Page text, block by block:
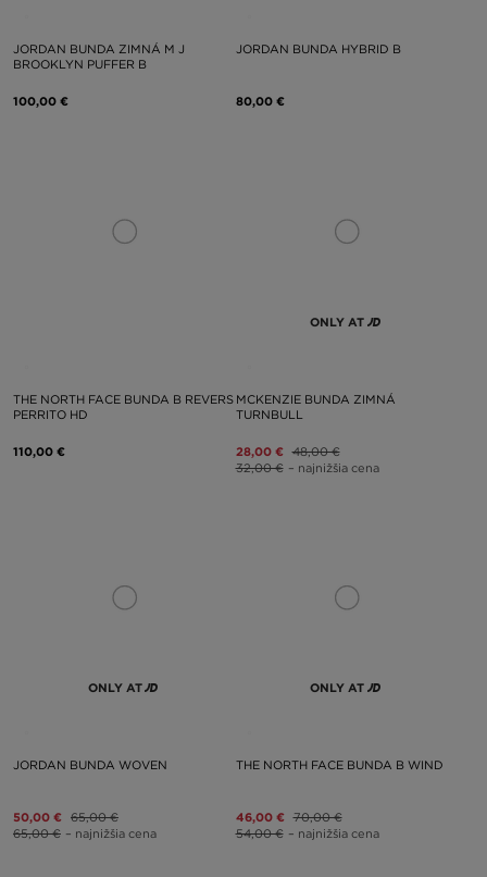
JORDAN BUNDA ZIMNÁ M J
BROOKLYN PUFFER B
100,00 €
JORDAN BUNDA HYBRID B
80,00 €
THE NORTH FACE BUNDA B REVERS
PERRITO HD
110,00 €
ONLY AT
MCKENZIE BUNDA ZIMNÁ
TURNBULL
28,00 € 48,00 €
32,00 € – najnižšia cena
ONLY AT
JORDAN BUNDA WOVEN
50,00 € 65,00 €
65,00 € – najnižšia cena
ONLY AT
THE NORTH FACE BUNDA B WIND
46,00 € 70,00 €
54,00 € – najnižšia cena